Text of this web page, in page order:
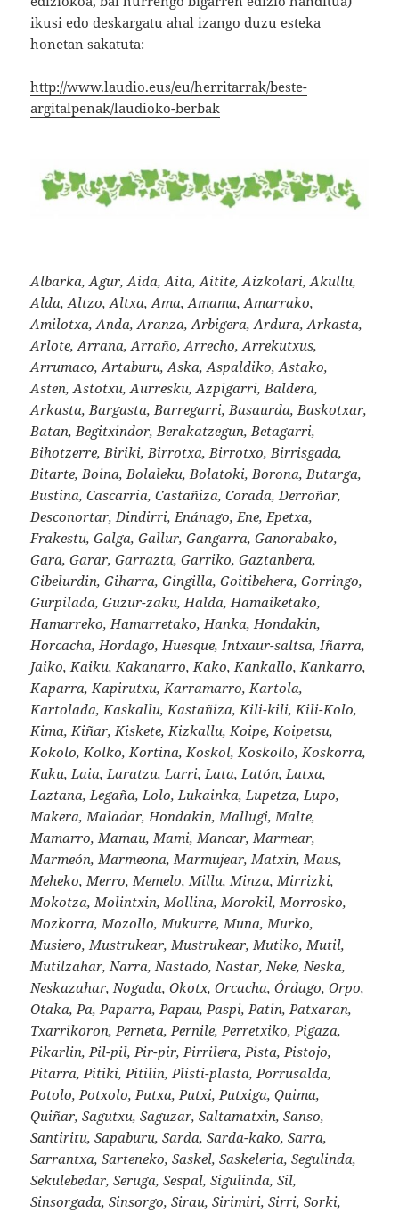
ikusi edo deskargatu ahal izango duzu esteka
honetan sakatuta:
http://www.laudio.eus/eu/herritarrak/beste-
argitalpenak/laudioko-berbak
Albarka, Agur, Aida, Aita, Aitite, Aizkolari, Akullu,
Alda, Altzo, Altxa, Ama, Amama, Amarrako,
Amilotxa, Anda, Aranza, Arbigera, Ardura, Arkasta,
Arlote, Arrana, Arraño, Arrecho, Arrekutxus,
Arrumaco, Artaburu, Aska, Aspaldiko, Astako,
Asten, Astotxu, Aurresku, Azpigarri, Baldera,
Arkasta, Bargasta, Barregarri, Basaurda, Baskotxar,
Batan, Begitxindor, Berakatzegun, Betagarri,
Bihotzerre, Biriki, Birrotxa, Birrotxo, Birrisgada,
Bitarte, Boina, Bolaleku, Bolatoki, Borona, Butarga,
Bustina, Cascarria, Castañiza, Corada, Derroñar,
Desconortar, Dindirri, Enánago, Ene, Epetxa,
Frakestu, Galga, Gallur, Gangarra, Ganorabako,
Gara, Garar, Garrazta, Garriko, Gaztanbera,
Gibelurdin, Giharra, Gingilla, Goitibehera, Gorringo,
Gurpilada, Guzur-zaku, Halda, Hamaiketako,
Hamarreko, Hamarretako, Hanka, Hondakin,
Horcacha, Hordago, Huesque, Intxaur-saltsa, Iñarra,
Jaiko, Kaiku, Kakanarro, Kako, Kankallo, Kankarro,
Kaparra, Kapirutxu, Karramarro, Kartola,
Kartolada, Kaskallu, Kastañiza, Kili-kili, Kili-Kolo,
Kima, Kiñar, Kiskete, Kizkallu, Koipe, Koipetsu,
Kokolo, Kolko, Kortina, Koskol, Koskollo, Koskorra,
Kuku, Laia, Laratzu, Larri, Lata, Latón, Latxa,
Laztana, Legaña, Lolo, Lukainka, Lupetza, Lupo,
Makera, Maladar, Hondakin, Mallugi, Malte,
Mamarro, Mamau, Mami, Mancar, Marmear,
Marmeón, Marmeona, Marmujear, Matxin, Maus,
Meheko, Merro, Memelo, Millu, Minza, Mirrizki,
Mokotza, Molintxin, Mollina, Morokil, Morrosko,
Mozkorra, Mozollo, Mukurre, Muna, Murko,
Musiero, Mustrukear, Mustrukear, Mutiko, Mutil,
Mutilzahar, Narra, Nastado, Nastar, Neke, Neska,
Neskazahar, Nogada, Okotx, Orcacha, Órdago, Orpo,
Otaka, Pa, Paparra, Papau, Paspi, Patin, Patxaran,
Txarrikoron, Perneta, Pernile, Perretxiko, Pigaza,
Pikarlin, Pil-pil, Pir-pir, Pirrilera, Pista, Pistojo,
Pitarra, Pitiki, Pitilin, Plisti-plasta, Porrusalda,
Potolo, Potxolo, Putxa, Putxi, Putxiga, Quima,
Quiñar, Sagutxu, Saguzar, Saltamatxin, Sanso,
Santiritu, Sapaburu, Sarda, Sarda-kako, Sarra,
Sarrantxa, Sarteneko, Saskel, Saskeleria, Segulinda,
Sekulebedar, Seruga, Sespal, Sigulinda, Sil,
Sinsorgada, Sinsorgo, Sirau, Sirimiri, Sirri, Sorki,